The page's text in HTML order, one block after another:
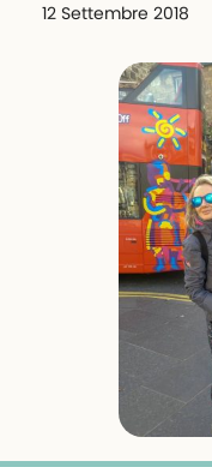
12 Settembre 2018